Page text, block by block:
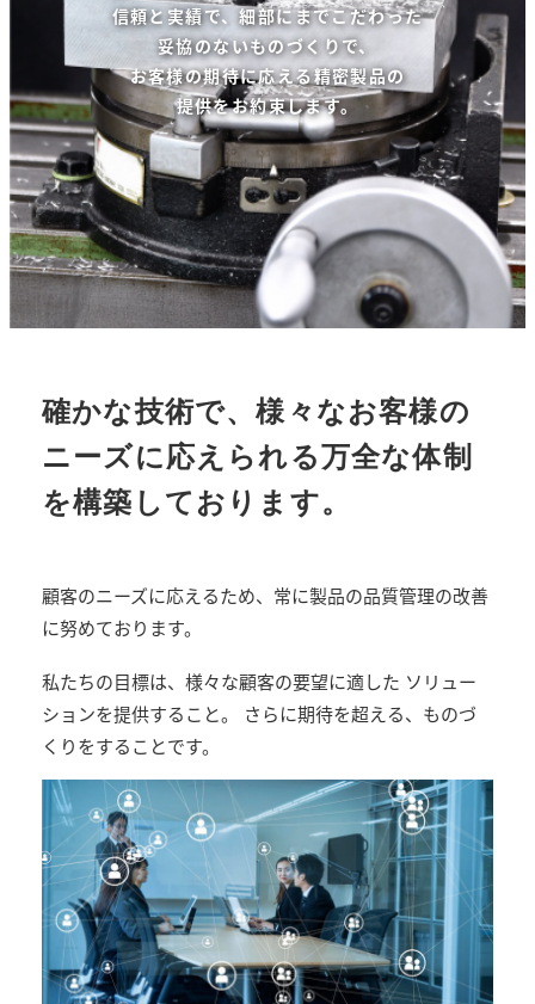
信頼と実績で、細部にまでこだわった
妥協のないものづくりで、
お客様の期待に応える精密製品の
提供をお約束します。
確かな技術で、様々なお客様の
ニーズに応えられる万全な体制
を構築しております。
顧客のニーズに応えるため、常に製品の品質管理の改善
に努めております。
私たちの目標は、様々な顧客の要望に適した ソリュー
ションを提供すること。 さらに期待を超える、ものづ
くりをすることです。